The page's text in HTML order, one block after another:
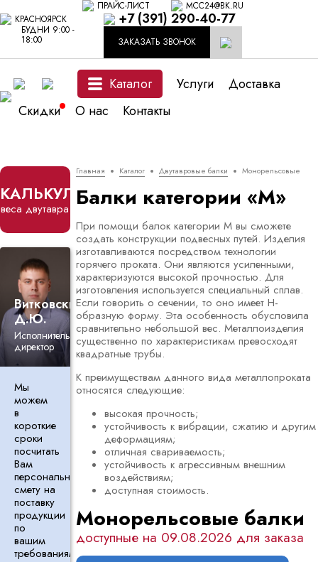
КРАСНОЯРСК
БУДНИ 9:00 -
18:00
ПРАЙС-ЛИСТ MCC24@BK.RU
+7 (391) 290-40-77
ЗАКАЗАТЬ ЗВОНОК
Каталог Услуги
Доставка
Скидки
О нас Контакты
Главная Каталог Двутавровые балки Монорельсовые
Балки категории «М»
При помощи балок категории М вы сможете
создать конструкции подвесных путей. Изделия
изготавливаются посредством технологии
горячего проката. Они являются усиленными,
характеризуются высокой прочностью. Для
изготовления используется специальный сплав.
Если говорить о сечении, то оно имеет Н-
образную форму. Эта особенность обусловила
сравнительно небольшой вес. Металлоизделия
существенно по характеристикам превосходят
квадратные трубы.
К преимуществам данного вида металлопроката
относятся следующие:
высокая прочность;
устойчивость к вибрации, сжатию и другим
деформациям;
отличная свариваемость;
устойчивость к агрессивным внешним
воздействиям;
доступная стоимость.
Монорельсовые балки
доступные на 09.08.2026 для заказа
КАЛЬКУЛЯТОР
веса двутавра
Витковский
Д.Ю.
Исполнительный
директор
Мы
можем
в
короткие
сроки
посчитать
Вам
персональную
смету на
поставку
продукции
по
вашим
требованиям.